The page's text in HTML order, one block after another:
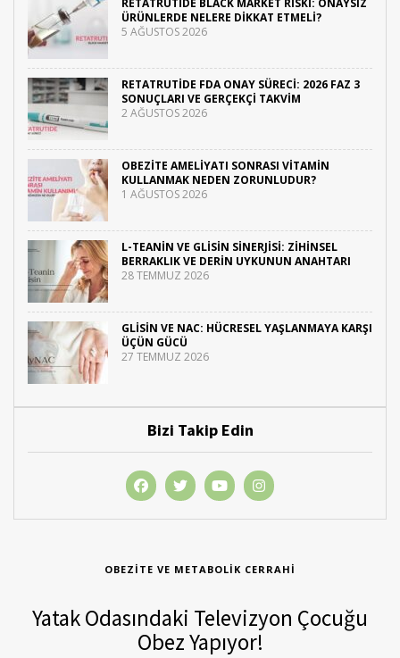
RETATRUTIDE BLACK MARKET RISKI: ONAYSIZ
ÜRÜNLERDE NELERE DIKKAT ETMELI?
5 AĞUSTOS 2026
RETATRUTIDE FDA ONAY SÜRECI: 2026 FAZ 3
SONUÇLARI VE GERÇEKÇI TAKVIM
2 AĞUSTOS 2026
OBEZITE AMELIYATI SONRASI VITAMIN
KULLANMAK NEDEN ZORUNLUDUR?
1 AĞUSTOS 2026
L-TEANIN VE GLISIN SINERJISI: ZIHINSEL
BERRAKLIK VE DERIN UYKUNUN ANAHTARI
28 TEMMUZ 2026
GLISIN VE NAC: HÜCRESEL YAŞLANMAYA KARŞI
ÜÇÜN GÜCÜ
27 TEMMUZ 2026
Bizi Takip Edin
OBEZITE VE METABOLIK CERRAHI
Yatak Odasındaki Televizyon Çocuğu
Obez Yapıyor!